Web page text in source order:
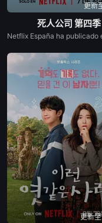
更新
死人公司 第四季
更新